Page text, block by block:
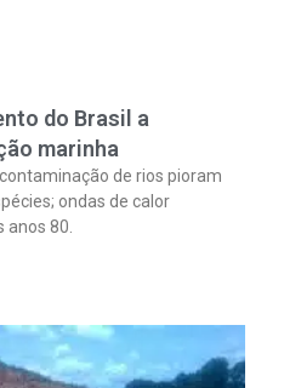
do Brasil a
marinha
de rios pioram
ondas de calor
80.